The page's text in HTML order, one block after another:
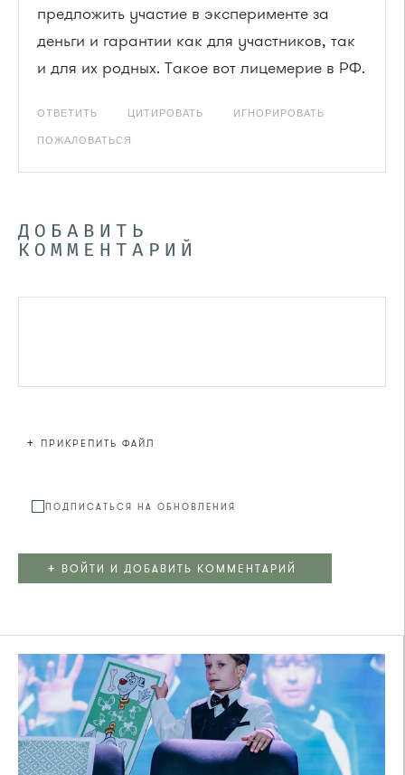
предложить участие в эксперименте за
деньги и гарантии как для участников, так
и для их родных. Такое вот лицемерие в РФ.
ОТВЕТИТЬ ЦИТИРОВАТЬ ИГНОРИРОВАТЬ
ПОЖАЛОВАТЬСЯ
ДОБАВИТЬ
КОММЕНТАРИЙ
+ ПРИКРЕПИТЬ ФАЙЛ
ПОДПИСАТЬСЯ НА ОБНОВЛЕНИЯ
+ ВОЙТИ И ДОБАВИТЬ КОММЕНТАРИЙ